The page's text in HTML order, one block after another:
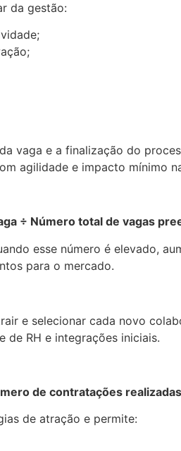
da gestão:
vaga e a finalização do
agilidade e impacto mínimo
÷ Número total de vagas
esse número é elevado,
para o mercado.
e selecionar cada novo
de RH e integrações iniciais.
de contratações realizadas
de atração e permite: